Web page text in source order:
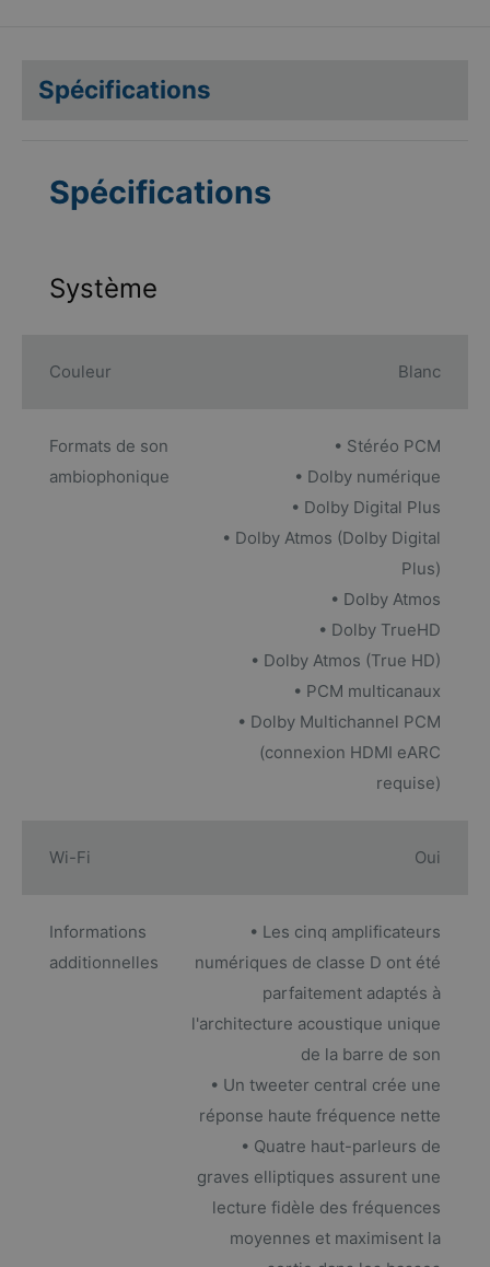
Spécifications
Spécifications
Système
Couleur Blanc
Formats de son
ambiophonique
• Stéréo PCM
• Dolby numérique
• Dolby Digital Plus
• Dolby Atmos (Dolby Digital
Plus)
• Dolby Atmos
• Dolby TrueHD
• Dolby Atmos (True HD)
• PCM multicanaux
• Dolby Multichannel PCM
(connexion HDMI eARC
requise)
Wi-Fi Oui
Informations
additionnelles
• Les cinq amplificateurs
numériques de classe D ont été
parfaitement adaptés à
l'architecture acoustique unique
de la barre de son
• Un tweeter central crée une
réponse haute fréquence nette
• Quatre haut-parleurs de
graves elliptiques assurent une
lecture fidèle des fréquences
moyennes et maximisent la